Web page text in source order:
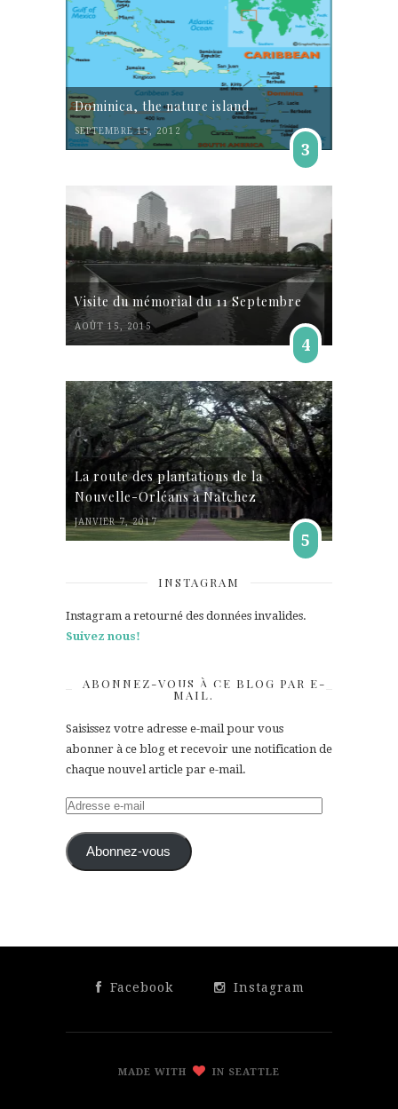
Dominica, the nature island
SEPTEMBRE 15, 2012
3
Visite du mémorial du 11 Septembre
AOÛT 15, 2015
4
La route des plantations de la
Nouvelle-Orléans à Natchez
JANVIER 7, 2017
5
INSTAGRAM
Instagram a retourné des données invalides.
Suivez nous!
ABONNEZ-VOUS À CE BLOG PAR E-
MAIL.
Saisissez votre adresse e-mail pour vous
abonner à ce blog et recevoir une notification de
chaque nouvel article par e-mail.
Adresse
mail Abonnez-vous
Facebook Instagram
MADE WITH IN SEATTLE